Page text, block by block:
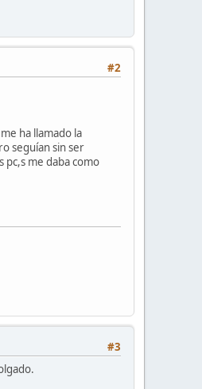
#2
ha llamado la
seguían sin ser
pc,s me daba como
#3